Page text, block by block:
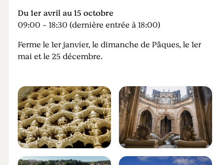
Du 1er avril au 15 octobre
09:00 - 18:30 (dernière entrée à 18:00)
Ferme le 1er janvier, le dimanche de Pâques, le 1er
mai et le 25 décembre.